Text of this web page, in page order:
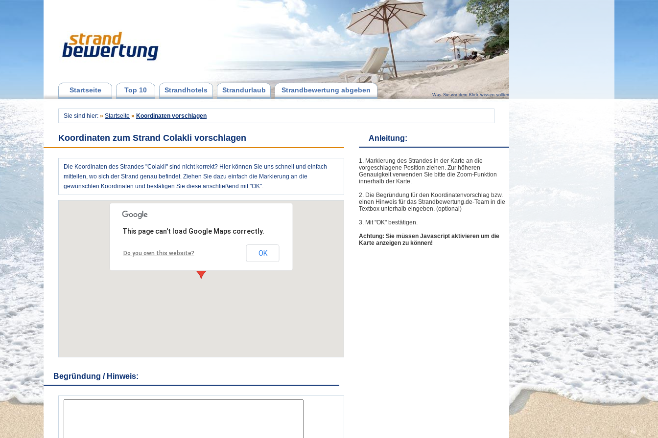
Startseite Top 10 Strandhotels Strandurlaub Strandbewertung abgeben
Was Sie vor dem Klick wissen sollten
Sie sind hier: » Startseite » Koordinaten vorschlagen
Koordinaten zum Strand Colakli vorschlagen
Die Koordinaten des Strandes "Colakli" sind nicht korrekt? Hier können Sie uns schnell und einfach
mitteilen, wo sich der Strand genau befindet. Ziehen Sie dazu einfach die Markierung an die
gewünschten Koordinaten und bestätigen Sie diese anschließend mit "OK".
This page can't load Google Maps correctly.
Do you own this website? OK
Begründung / Hinweis:
Anleitung:
1. Markierung des Strandes in der Karte an die
vorgeschlagene Position ziehen. Zur höheren
Genauigkeit verwenden Sie bitte die Zoom-Funktion
innerhalb der Karte.
2. Die Begründung für den Koordinatenvorschlag bzw.
einen Hinweis für das Strandbewertung.de-Team in die
Textbox unterhalb eingeben. (optional)
3. Mit "OK" bestätigen.
Achtung: Sie müssen Javascript aktivieren um die
Karte anzeigen zu können!